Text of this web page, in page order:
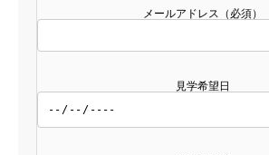
メールアドレス（必須）
見学希望日